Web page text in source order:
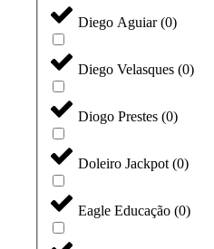
Diego Aguiar(0)
Diego Velasques (0)
Diogo Prestes (0)
Doleiro Jackpot(0)
Eagle Educação (0)